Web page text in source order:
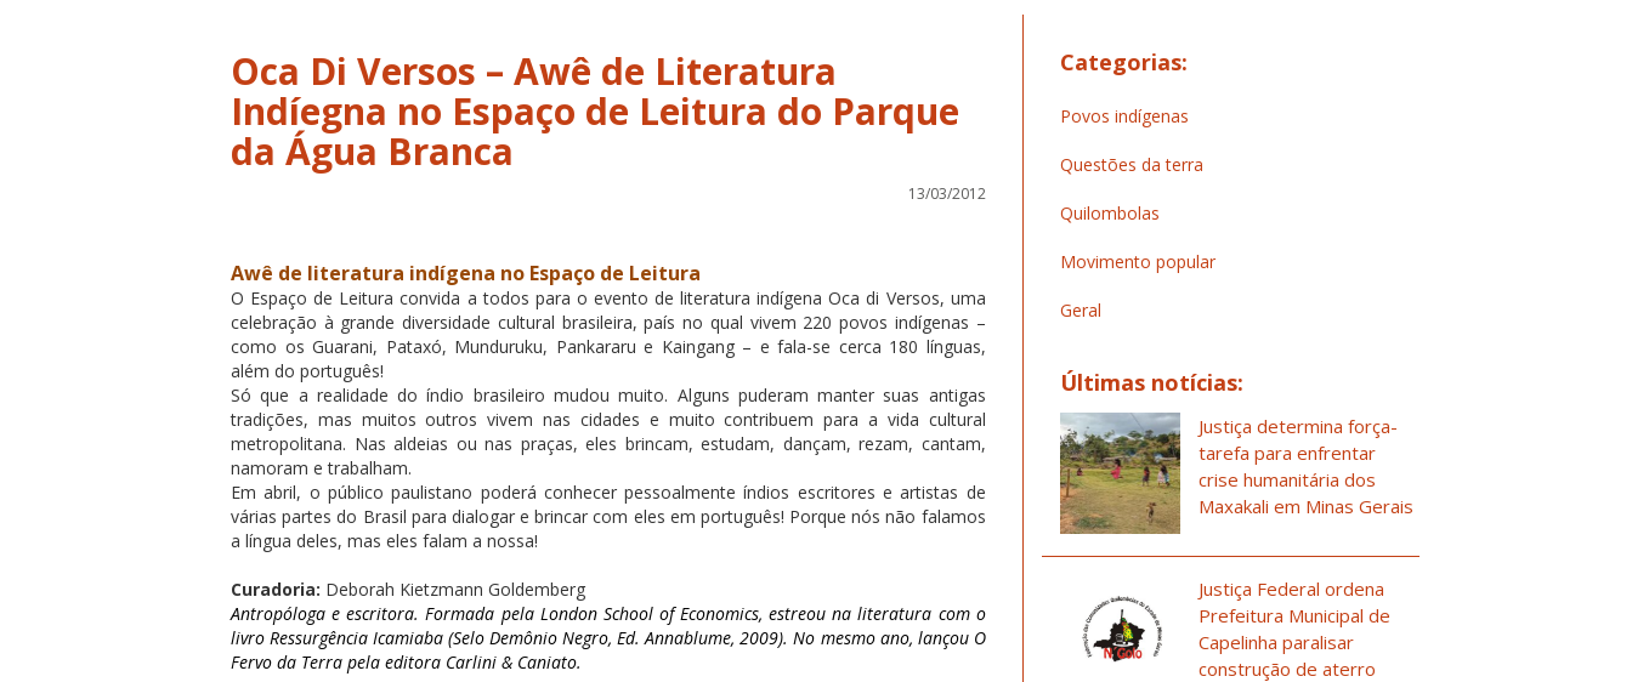
Oca Di Versos – Awê de Literatura
Indíegna no Espaço de Leitura do Parque
da Água Branca
13/03/2012
Awê de literatura indígena no Espaço de Leitura
O Espaço de Leitura convida a todos para o evento de literatura indígena Oca di Versos, uma
celebração à grande diversidade cultural brasileira, país no qual vivem 220 povos indígenas –
como os Guarani, Pataxó, Munduruku, Pankararu e Kaingang – e fala-se cerca 180 línguas,
além do português!
Só que a realidade do índio brasileiro mudou muito. Alguns puderam manter suas antigas
tradições, mas muitos outros vivem nas cidades e muito contribuem para a vida cultural
metropolitana. Nas aldeias ou nas praças, eles brincam, estudam, dançam, rezam, cantam,
namoram e trabalham.
Em abril, o público paulistano poderá conhecer pessoalmente índios escritores e artistas de
várias partes do Brasil para dialogar e brincar com eles em português! Porque nós não falamos
a língua deles, mas eles falam a nossa!
Curadoria: Deborah Kietzmann Goldemberg
Antropóloga e escritora. Formada pela London School of Economics, estreou na literatura com o
livroRessurgência Icamiaba (Selo Demônio Negro, Ed. Annablume, 2009). No mesmo ano, lançou O
Fervo da Terra pela editora Carlini & Caniato.
Categorias:
Povos indígenas
Questões da terra
Quilombolas
Movimento popular
Geral
Últimas notícias:
Justiça determina força-
tarefa para enfrentar
crise humanitária dos
Maxakali em Minas Gerais
Justiça Federal ordena
Prefeitura Municipal de
Capelinha paralisar
construção de aterro